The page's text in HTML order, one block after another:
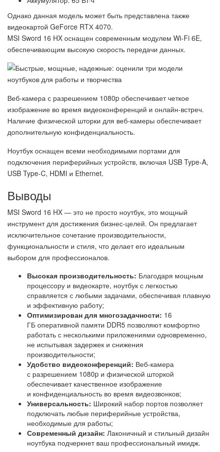
Однако данная модель может быть представлена также
видеокартой GeForce RTХ 4070.
MSI Sword 16 HX оснащен современным модулем Wi-Fi 6E,
обеспечивающим высокую скорость передачи данных.
Веб-камера с разрешением 1080p обеспечивает четкое
изображение во время видеоконференций и онлайн-встреч.
Наличие физической шторки для веб-камеры обеспечивает
дополнительную конфиденциальность.
Ноутбук оснащен всеми необходимыми портами для
подключения периферийных устройств, включая USB Type-A,
USB Type-C, HDMI и Ethernet.
Выводы
MSI Sword 16 HX — это не просто ноутбук, это мощный
инструмент для достижения бизнес-целей. Он предлагает
исключительное сочетание производительности,
функциональности и стиля, что делает его идеальным
выбором для профессионалов.
Высокая производительность: Благодаря мощным
процессору и видеокарте, ноутбук с легкостью
справляется с любыми задачами, обеспечивая плавную
и эффективную работу;
Оптимизирован для многозадачности: 16
ГБ оперативной памяти DDR5 позволяют комфортно
работать с несколькими приложениями одновременно,
не испытывая задержек и снижения
производительности;
Удобство видеоконференций: Веб-камера
с разрешением 1080p и физической шторкой
обеспечивает качественное изображение
и конфиденциальность во время видеозвонков;
Универсальность: Широкий набор портов позволяет
подключать любые периферийные устройства,
необходимые для работы;
Современный дизайн: Лаконичный и стильный дизайн
ноутбука подчеркнет ваш профессиональный имидж.